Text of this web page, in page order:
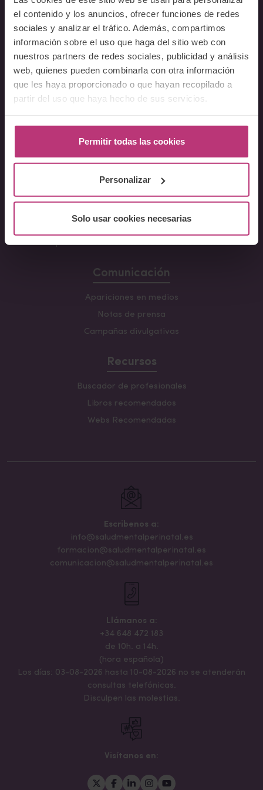
el contenido y los anuncios, ofrecer funciones de redes
sociales y analizar el tráfico. Además, compartimos
información sobre el uso que haga del sitio web con
nuestros partners de redes sociales, publicidad y análisis
web, quienes pueden combinarla con otra información
que les haya proporcionado o que hayan recopilado a
partir del uso que haya hecho de sus servicios.
Permitir todas las cookies
Personalizar
Solo usar cookies necesarias
Docentes
Preguntas frecuentes
Cursos
Conferencia Neurociencia de la Lactancia y aplicaciones
clínicas
Psiquiatría perinatal
Lactancia y Salud Mental
La mirada perinatal en el ámbito social
Formación avanzada en acompañamiento y atención al
Principios de atención en Salud Mental Perinatal
Comunicación
Apariciones en medios
Notas de prensa
Campañas divulgativas
Recursos
Buscador de profesionales
Libros recomendados
Webs Recomendadas
Escribenos a:
info@saludmentalperinatal.es
formacion@saludmentalperinatal.es
comunicacion@saludmentalperinatal.es
Llámanos a:
+34 648 472 183
de 10h. a 14h.
(hora española)
Los días: 03-08-2026 hasta 10-08-2026 no se atenderán
consultas telefónicas.
Disculpen las molestias.
Visítanos en: